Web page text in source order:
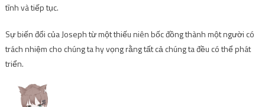
tĩnh và tiếp tục.
Sự biến đổi của Joseph từ một thiếu niên bốc đồng thành một người có
trách nhiệm cho chúng ta hy vọng rằng tất cả chúng ta đều có thể phát
triển.